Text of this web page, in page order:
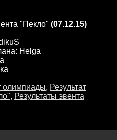
"Пекло" (07.12.15)
Helga
олимпиады, Результат
, Результаты эвента